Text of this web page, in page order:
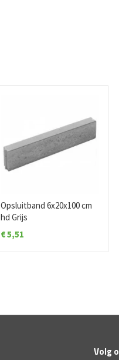
Opsluitband 6x20x100 cm
hd Grijs
€5,51
Volg